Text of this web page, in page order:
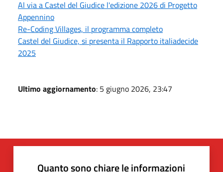
Al via a Castel del Giudice l'edizione 2026 di Progetto
Appennino
Re-Coding Villages, il programma completo
Castel del Giudice, si presenta il Rapporto italiadecide
2025
Ultimo aggiornamento: 5 giugno 2026, 23:47
Quanto sono chiare le informazioni